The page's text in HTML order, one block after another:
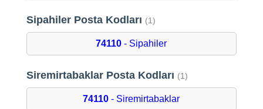
Sipahiler Posta Kodları (1)
74110 - Sipahiler
Siremirtabaklar Posta Kodları (1)
74110 - Siremirtabaklar